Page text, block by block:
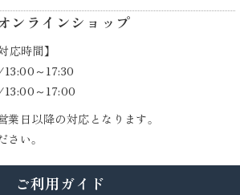
ンラインショップ
応時間】
～17:30
～17:00
日以降の対応となります。
い。
ご利用ガイド